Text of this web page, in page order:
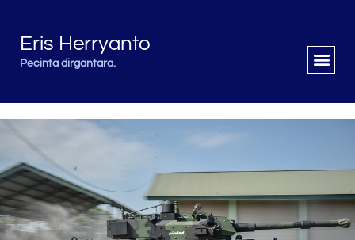
Eris Herryanto
Pecinta dirgantara.